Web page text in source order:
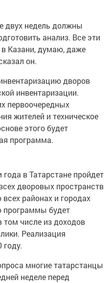
двух недель должны
анализ. Все эти
Казани, думаю, даже
он.
дворов
инвентаризации.
первоочередных
жителей и техническое
этого будет
программа.
в Татарстане пройдет
дворовых пространств
районах и городах
программы будет
том числе из доходов
Реализация
году.
многие татарстанцы
неделе перед